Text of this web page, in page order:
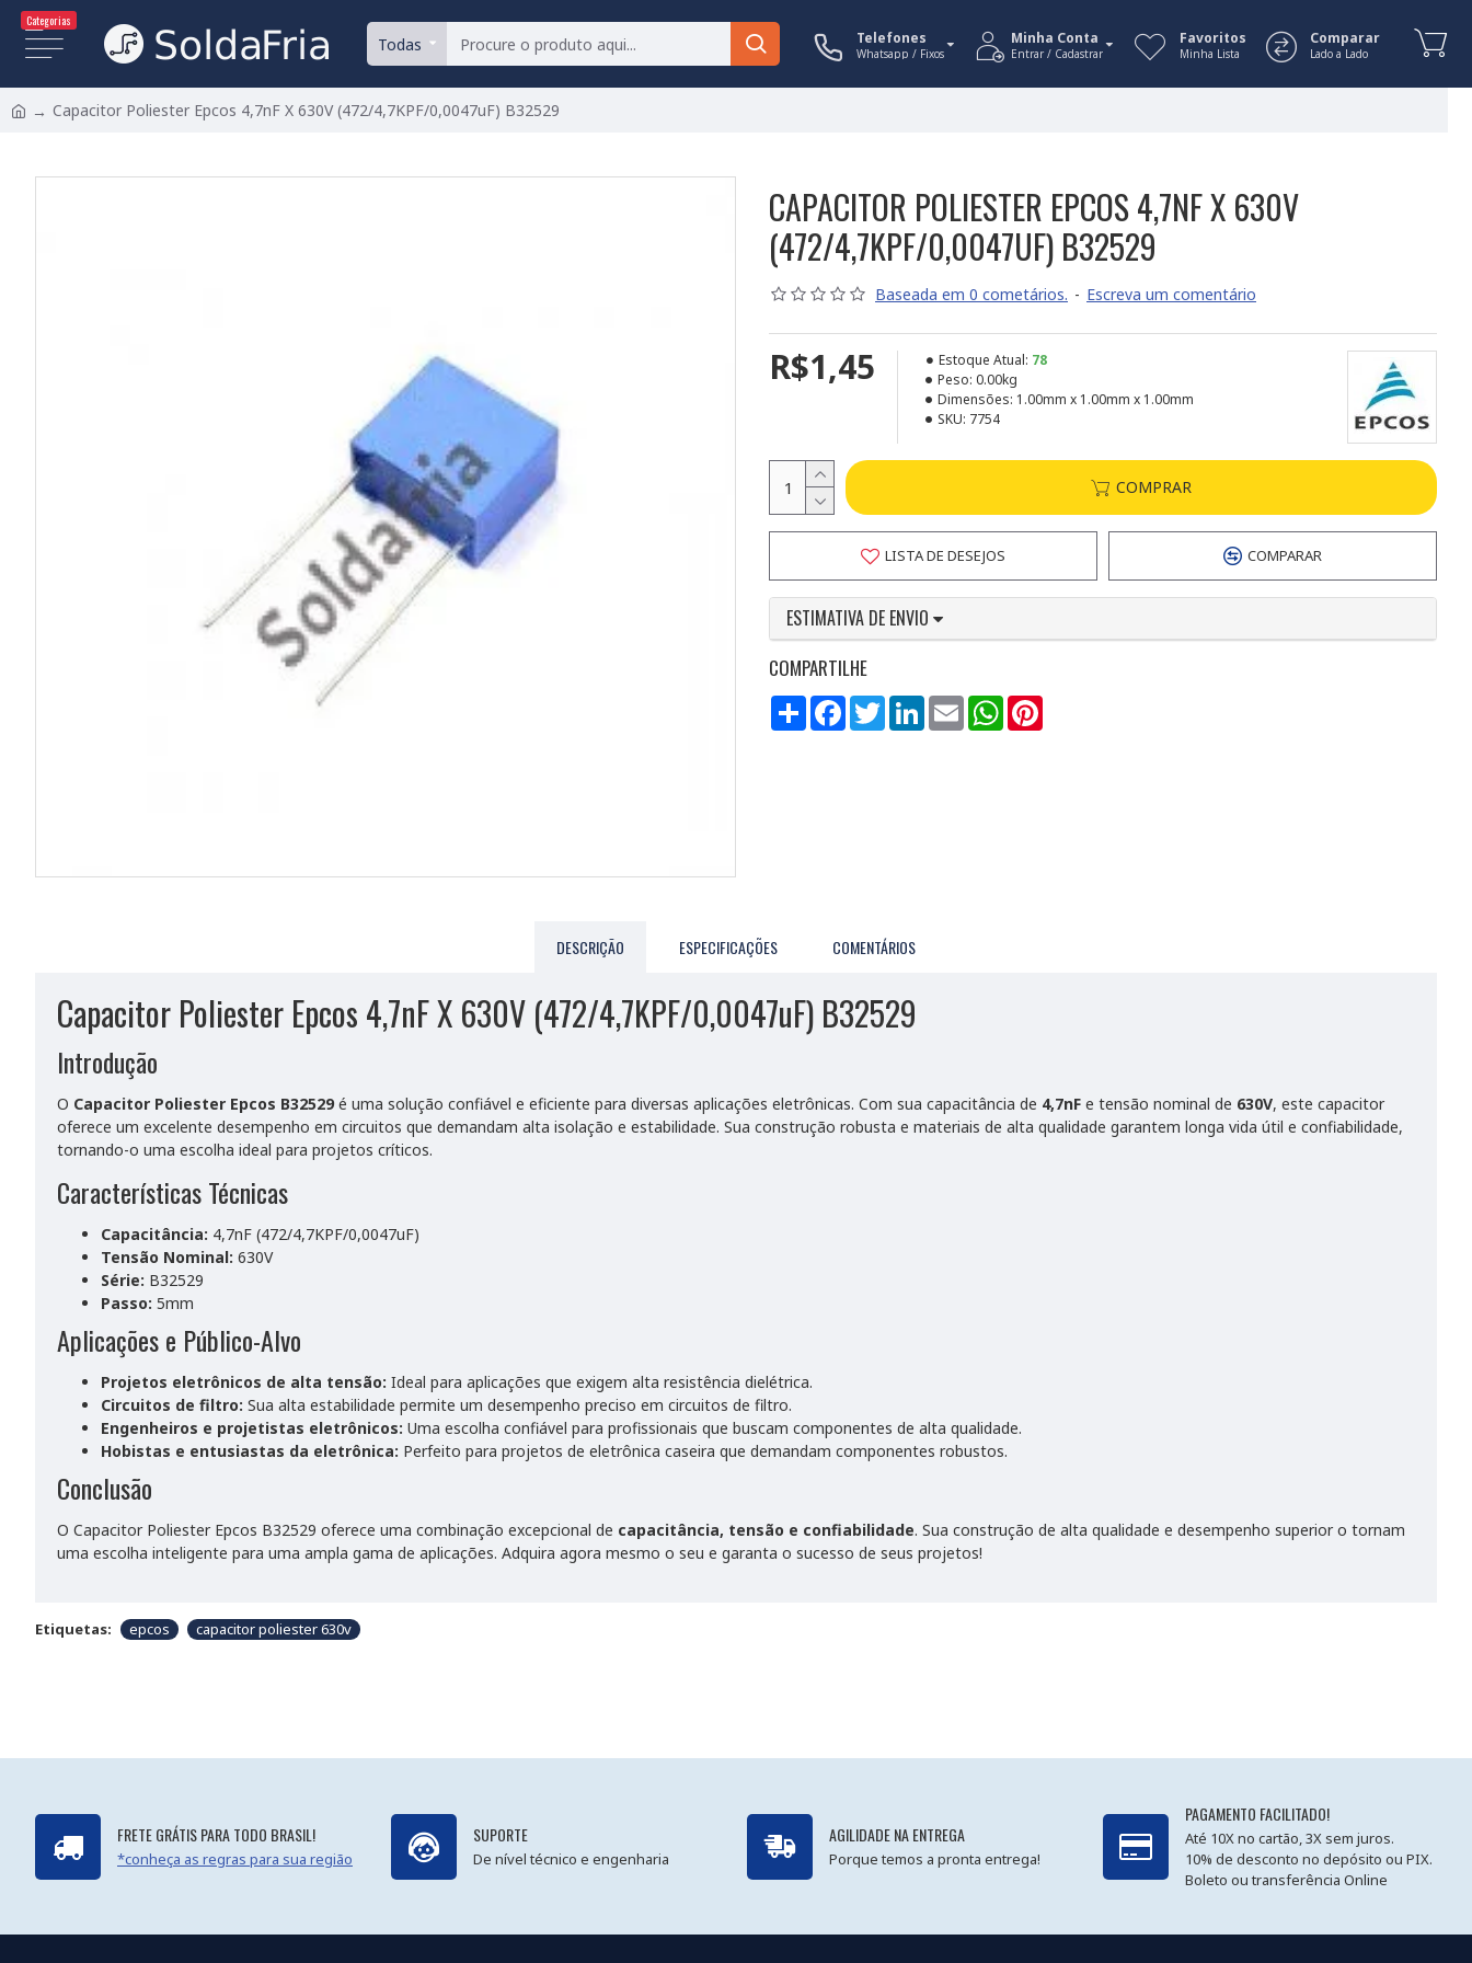
Categorias
Todas Telefones
Whatsapp / Fixos
Minha Conta
Entrar / Cadastrar
Favoritos
Minha Lista
Comparar
Lado a Lado
Capacitor Poliester Epcos 4,7nF X 630V (472/4,7KPF/0,0047uF) B32529
CAPACITOR POLIESTER EPCOS 4,7NF X 630V
(472/4,7KPF/0,0047UF) B32529
Baseada em 0 cometários. - Escreva um comentário
R$1,45 Estoque Atual: 78
Peso: 0.00kg
Dimensões: 1.00mm x 1.00mm x 1.00mm
SKU: 7754
COMPRAR
LISTA DE DESEJOS COMPARAR
ESTIMATIVA DE ENVIO
COMPARTILHE
Compartilhar
FacebookTwitterLinkedInEmail WhatsApp
DESCRIÇÃO ESPECIFICAÇÕES COMENTÁRIOS
Capacitor Poliester Epcos 4,7nF X 630V (472/4,7KPF/0,0047uF) B32529
Introdução
O Capacitor Poliester Epcos B32529é uma solução confiável e eficiente para diversas aplicações eletrônicas. Com sua capacitância de 4,7nF e tensão nominal de 630V, este capacitor
oferece um excelente desempenho em circuitos que demandam alta isolação e estabilidade. Sua construção robusta e materiais de alta qualidade garantem longa vida útil e confiabilidade,
tornando-o uma escolha ideal para projetos críticos.
Características Técnicas
Capacitância: 4,7nF (472/4,7KPF/0,0047uF)
Tensão Nominal: 630V
Série: B32529
Passo: 5mm
Aplicações e Público-Alvo
Projetos eletrônicos de alta tensão: Ideal para aplicações que exigem alta resistência dielétrica.
Circuitos de filtro: Sua alta estabilidade permite um desempenho preciso em circuitos de filtro.
Engenheiros e projetistas eletrônicos: Uma escolha confiável para profissionais que buscam componentes de alta qualidade.
Hobistas e entusiastas da eletrônica: Perfeito para projetos de eletrônica caseira que demandam componentes robustos.
Conclusão
O Capacitor Poliester Epcos B32529 oferece uma combinação excepcional de capacitância, tensão e confiabilidade. Sua construção de alta qualidade e desempenho superior o tornam
uma escolha inteligente para uma ampla gama de aplicações. Adquira agora mesmo o seu e garanta o sucesso de seus projetos!
Etiquetas: epcos capacitor poliester 630v
FRETE GRÁTIS PARA TODO BRASIL!
*conheça as regras para sua região
SUPORTE
De nível técnico e engenharia
AGILIDADE NA ENTREGA
Porque temos a pronta entrega!
PAGAMENTO FACILITADO!
Até 10X no cartão, 3X sem juros.
10% de desconto no depósito ou PIX.
Boleto ou transferência Online